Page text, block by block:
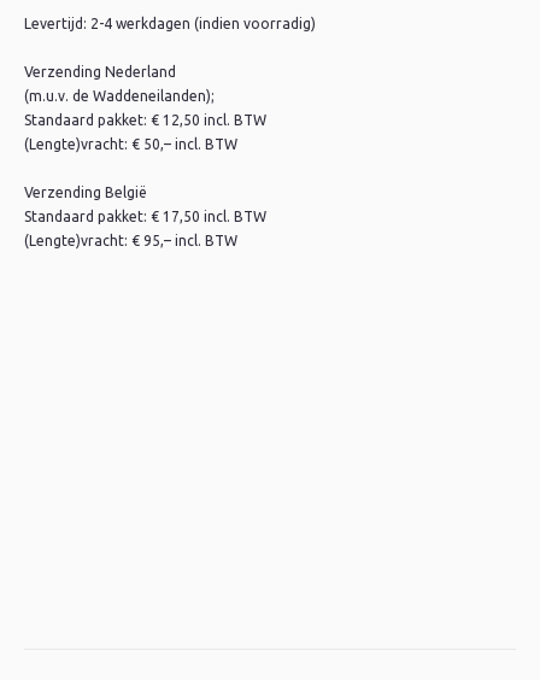
Levertijd: 2-4 werkdagen (indien voorradig)
Verzending Nederland
(m.u.v. de Waddeneilanden);
Standaard pakket: € 12,50 incl. BTW
(Lengte)vracht: € 50,– incl. BTW
Verzending België
Standaard pakket: € 17,50 incl. BTW
(Lengte)vracht: € 95,– incl. BTW